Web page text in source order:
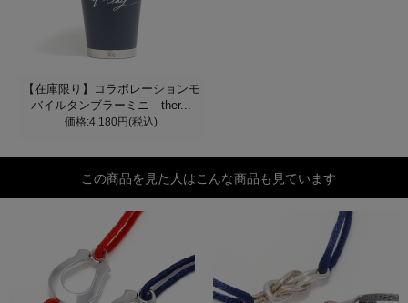
【在庫限り】コラボレーションモ
バイルタンブラーミニ ther...
価格:4,180円(税込)
この商品を見た人はこんな商品も見ています